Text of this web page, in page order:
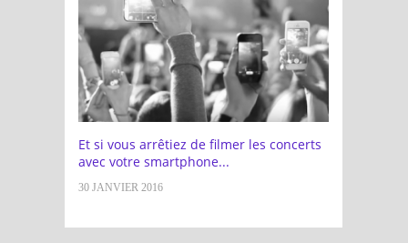
Et si vous arrêtiez de filmer les concerts
avec votre smartphone...
30 JANVIER 2016